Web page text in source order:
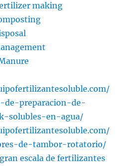
making
de-preparacion-de-
solubles-en-agua/
de-tambor-rotatorio/
escala de fertilizantes